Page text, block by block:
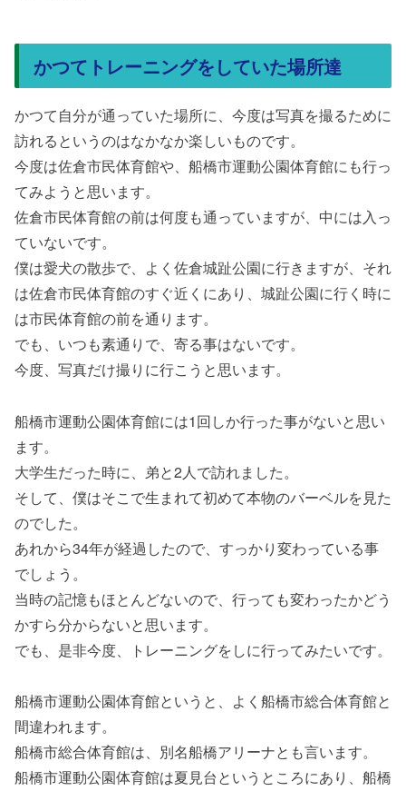
かつてトレーニングをしていた場所達
かつて自分が通っていた場所に、今度は写真を撮るために
訪れるというのはなかなか楽しいものです。
今度は佐倉市民体育館や、船橋市運動公園体育館にも行っ
てみようと思います。
佐倉市民体育館の前は何度も通っていますが、中には入っ
ていないです。
僕は愛犬の散歩で、よく佐倉城趾公園に行きますが、それ
は佐倉市民体育館のすぐ近くにあり、城趾公園に行く時に
は市民体育館の前を通ります。
でも、いつも素通りで、寄る事はないです。
今度、写真だけ撮りに行こうと思います。
船橋市運動公園体育館には1回しか行った事がないと思い
ます。
大学生だった時に、弟と2人で訪れました。
そして、僕はそこで生まれて初めて本物のバーベルを見た
のでした。
あれから34年が経過したので、すっかり変わっている事
でしょう。
当時の記憶もほとんどないので、行っても変わったかどう
かすら分からないと思います。
でも、是非今度、トレーニングをしに行ってみたいです。
船橋市運動公園体育館というと、よく船橋市総合体育館と
間違われます。
船橋市総合体育館は、別名船橋アリーナとも言います。
船橋市運動公園体育館は夏見台というところにあり、船橋